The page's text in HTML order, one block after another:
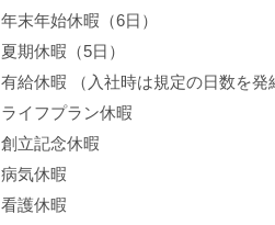
年末年始休暇（6日）
夏期休暇（5日）
有給休暇 （入社時は規定の日数を発
ライフプラン休暇
創立記念休暇
病気休暇
看護休暇